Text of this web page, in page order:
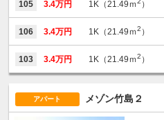
105 3.4万円 1K（21.49ｍ ）
106 3.4万円 1K（21.49ｍ2 ）
103 3.4万円 1K（21.49ｍ2 ）
アパート メゾン竹島２